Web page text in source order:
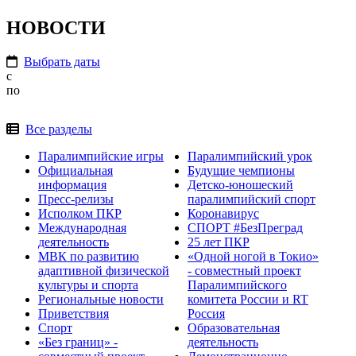
НОВОСТИ
Выбрать даты
с
по
Все разделы
Паралимпийские игры
Официальная
информация
Пресс-релизы
Исполком ПКР
Международная
деятельность
МВК по развитию
адаптивной физической
культуры и спорта
Региональные новости
Приветствия
Спорт
«Без границ» -
Паралимпийский урок
Будущие чемпионы
Детско-юношеский
паралимпийский спорт
Коронавирус
СПОРТ #БезПреград
25 лет ПКР
«Одной ногой в Токио»
- совместный проект
Паралимпийского
комитета России и RT
Россия
Образовательная
деятельность